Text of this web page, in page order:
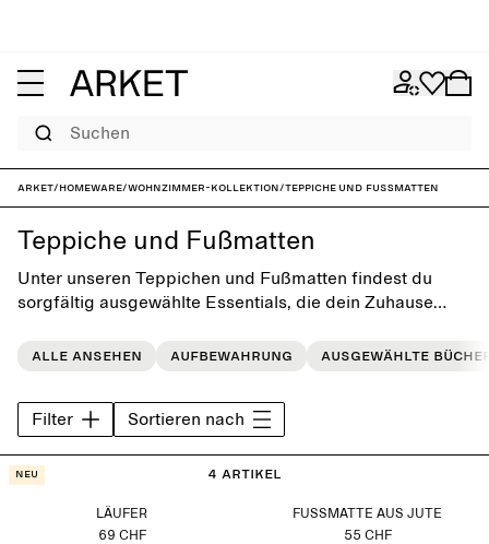
Suchen
ARKET/Homeware/Wohnzimmer-Kollektion/Teppiche und Fußmatten
Teppiche und Fußmatten
Unter unseren Teppichen und Fußmatten findest du
sorgfältig ausgewählte Essentials, die dein Zuhause
kommt nicht aus der Mode.
Alle ansehen Aufbewahrung Ausgewählte
Filter Sortieren nach
4 Artikel
Neu
LÄUFER
69 CHF
FUSSMATTE AUS JUTE
55 CHF